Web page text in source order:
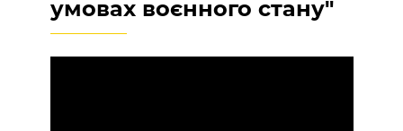
умовах воєнного стану"